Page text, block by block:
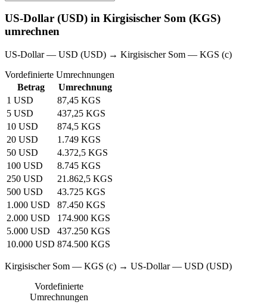
US-Dollar (USD) in Kirgisischer Som (KGS)
umrechnen
US-Dollar — USD (USD) → Kirgisischer Som — KGS (с)
Vordefinierte Umrechnungen
Betrag
Umrechnung
1 USD
87,45 KGS
5 USD
437,25 KGS
10 USD
874,5 KGS
20 USD
1.749 KGS
50 USD
4.372,5 KGS
100 USD
8.745 KGS
250 USD
21.862,5 KGS
500 USD
43.725 KGS
1.000 USD
87.450 KGS
2.000 USD
174.900 KGS
5.000 USD
437.250 KGS
10.000 USD 874.500 KGS
Kirgisischer Som — KGS (с) → US-Dollar — USD (USD)
Vordefinierte
Umrechnungen